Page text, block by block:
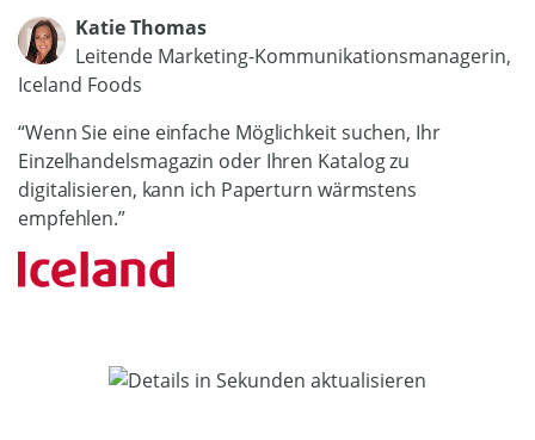
Katie Thomas
Leitende Marketing-Kommunikationsmanagerin,
Iceland Foods
“Wenn Sie eine einfache Möglichkeit suchen, Ihr
Einzelhandelsmagazin oder Ihren Katalog zu
digitalisieren, kann ich Paperturn wärmstens
empfehlen.”